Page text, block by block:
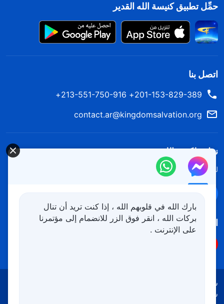
حمِّل تطبيق كنيسة الله القدير
اتصل بنا
201-153-829-389+ 213-551-750-916+
contact.ar@kingdomsalvation.org
نزل ملكوت الله.
لقد نزلت المملكة بالفعل إلى الأرض! هل تريد دخوله؟
اتبعنا
شروط الاستخدام
سياسة ملفات تعريف الارتباط
بارك الله في قلوبهم الله ، إذا كنت تريد أن تنال
بركات الله ، انقر فوق الزر للانضمام إلى مؤتمرنا
على الإنترنت .